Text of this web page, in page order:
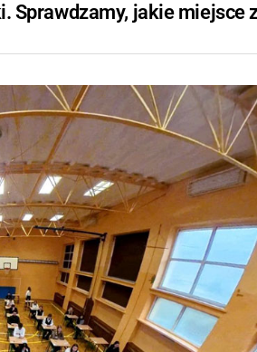
Sprawdzamy, jakie miejsce